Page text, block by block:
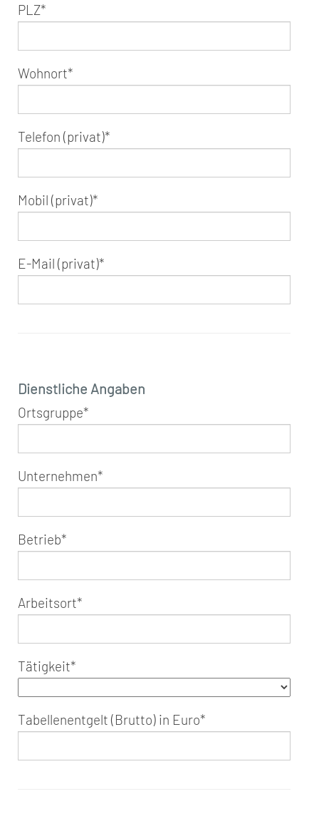
PLZ*
Wohnort*
Telefon (privat)*
Mobil (privat)*
E-Mail (privat)*
Dienstliche Angaben
Ortsgruppe*
Unternehmen*
Betrieb*
Arbeitsort*
Tätigkeit*
Tabellenentgelt (Brutto) in Euro*